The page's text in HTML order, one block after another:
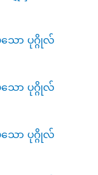
ော ပုဂ္ဂိုလ်
ော ပုဂ္ဂိုလ်
ော ပုဂ္ဂိုလ်